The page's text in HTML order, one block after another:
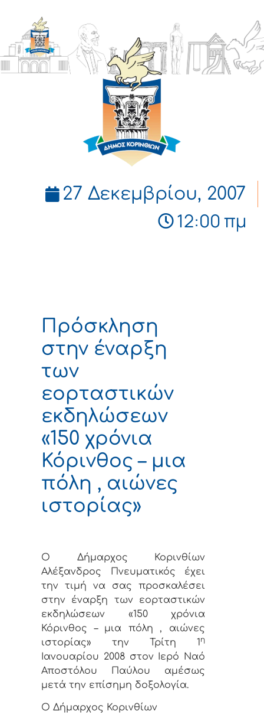
ΔΗΜΟΣ
ΚΟΡΙΝΘΙΩΝ
27 Δεκεμβρίου, 2007
12:00 πμ
Πρόσκληση
στην έναρξη
των
εορταστικών
εκδηλώσεων
«150 χρόνια
Κόρινθος – μια
πόλη , αιώνες
ιστορίας»
Ο Δήμαρχος Κορινθίων
Αλέξανδρος Πνευματικός έχει
την τιμή να σας προσκαλέσει
στην έναρξη των εορταστικών
εκδηλώσεων «150 χρόνια
Κόρινθος – μια πόλη , αιώνες
ιστορίας» την Τρίτη 1 η
Ιανουαρίου 2008 στον Ιερό Ναό
Αποστόλου Παύλου αμέσως
μετά την επίσημη δοξολογία.
Ο Δήμαρχος Κορινθίων